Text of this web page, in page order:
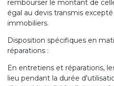
rembourser le montant de
égal au devis transmis
immobiliers.
Disposition spécifiques en
réparations :
En entretiens et réparations,
lieu pendant la durée